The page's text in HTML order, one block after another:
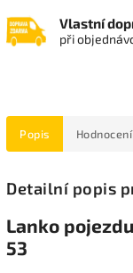
Vlastní
při
Popis Hodnocení
Detailní popis
Lanko
53